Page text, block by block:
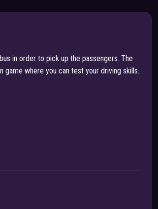
in order to pick up the passengers. The
where you can test your driving skills.